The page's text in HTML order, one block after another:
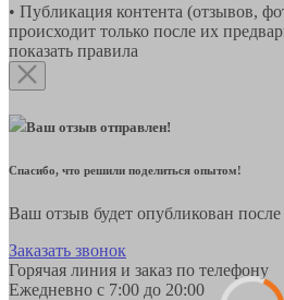
• Публикация контента (отзывов,
происходит только после их
показать правила
Ваш отзыв отправлен!
Спасибо, что решили поделиться опытом!
Ваш отзыв будет опубликован
Заказать звонок
Горячая линия и заказ по телефону
Ежедневно с 7:00 до 20:00